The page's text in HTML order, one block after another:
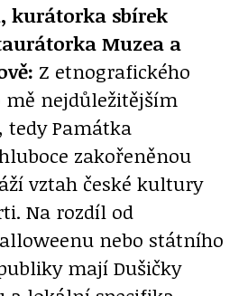
kurátorka sbírek
Muzea a
Z etnografického
nejdůležitějším
tedy Památka
zakořeněnou
vztah české kultury
Na rozdíl od
nebo státního
mají Dušičky